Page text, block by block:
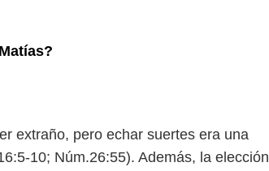
extraño, pero echar suertes era una
10; Núm.26:55). Además, la elección